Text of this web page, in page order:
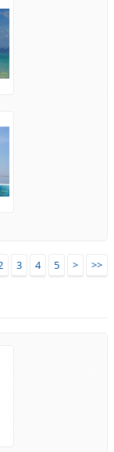
3 4 5 > >>